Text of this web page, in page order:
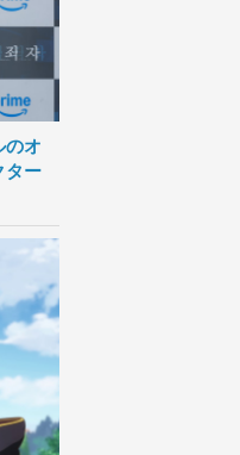
のオ
ター